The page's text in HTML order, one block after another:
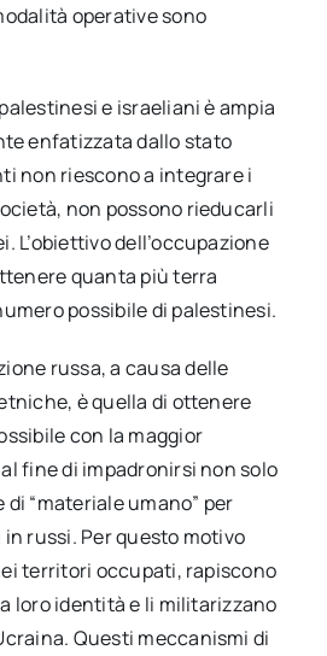
operative sono
e israeliani è ampia
enfatizzata dallo stato
non riescono a integrare i
non possono rieducarli
L’obiettivo dell’occupazione
quanta più terra
possibile di palestinesi.
russa, a causa delle
è quella di ottenere
con la maggior
fine di impadronirsi non solo
“materiale umano” per
russi. Per questo motivo
territori occupati, rapiscono
loro identità e li militarizzano
Questi meccanismi di